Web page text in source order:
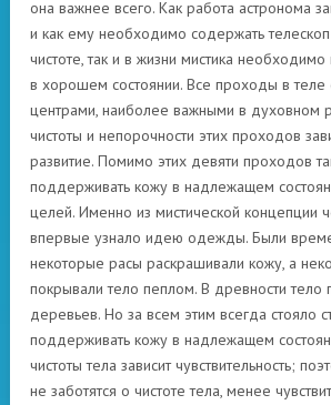
она важнее всего. Как работа астронома
и как ему необходимо содержать
чистоте, так и в жизни мистика
в хорошем состоянии. Все проходы в теле
центрами, наиболее важными в духовном
чистоты и непорочности этих проходов
развитие. Помимо этих девяти проходов
поддерживать кожу в надлежащем
целей. Именно из мистической концепции
впервые узнало идею одежды. Были
некоторые расы раскрашивали кожу, а
покрывали тело пеплом. В древности тело
деревьев. Но за всем этим всегда стояло
поддерживать кожу в надлежащем
чистоты тела зависит чувствительность;
не заботятся о чистоте тела, менее